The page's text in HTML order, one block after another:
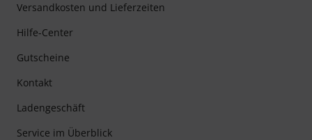
Versandkosten und Lieferzeiten
Hilfe-Center
Gutscheine
Kontakt
Ladengeschäft
Service im Überblick